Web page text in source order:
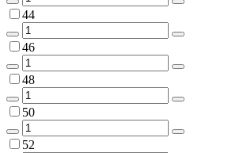
44
46
48
50
52